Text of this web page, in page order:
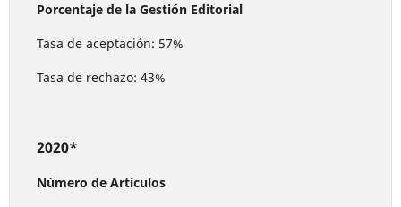
Porcentaje de la Gestión Editorial
Tasa de aceptación: 57%
Tasa de rechazo: 43%
2020*
Número de Artículos